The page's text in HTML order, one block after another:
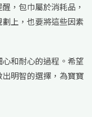
，包巾屬於消耗品，
上，也要將這些因素
和耐心的過程。希望
明智的選擇，為寶寶